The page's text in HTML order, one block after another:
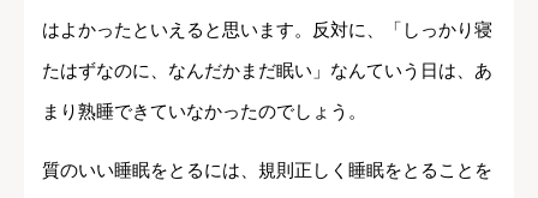
はよかったといえると思います。反対に、「しっかり寝
たはずなのに、なんだかまだ眠い」なんていう日は、あ
まり熟睡できていなかったのでしょう。
質のいい睡眠をとるには、規則正しく睡眠をとることを